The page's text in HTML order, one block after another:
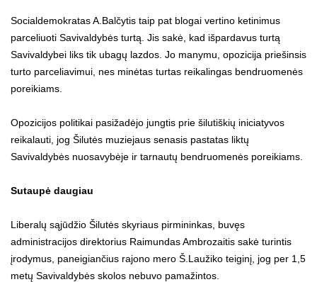
Socialdemokratas A.Balčytis taip pat blogai vertino ketinimus
parceliuoti Savivaldybės turtą. Jis sakė, kad išpardavus turtą
Savivaldybei liks tik ubagų lazdos. Jo manymu, opozicija priešinsis
turto parceliavimui, nes minėtas turtas reikalingas bendruomenės
poreikiams.
Opozicijos politikai pasižadėjo jungtis prie šilutiškių iniciatyvos
reikalauti, jog Šilutės muziejaus senasis pastatas liktų
Savivaldybės nuosavybėje ir tarnautų bendruomenės poreikiams.
Sutaupė daugiau
Liberalų sąjūdžio Šilutės skyriaus pirmininkas, buvęs
administracijos direktorius Raimundas Ambrozaitis sakė turintis
įrodymus, paneigiančius rajono mero Š.Laužiko teiginį, jog per 1,5
metų Savivaldybės skolos nebuvo pamažintos.